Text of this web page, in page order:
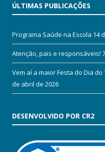
ÚLTIMAS PUBLICAÇÕES
Programa Saúde na Escola 14
Atenção, pais e responsáveis!
Vem aí a maior Festa do Dia
de abril de 2026
DESENVOLVIDO POR CR2